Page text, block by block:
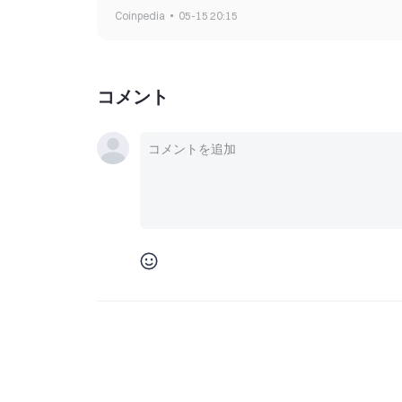
Coinpedia 05-15 20:15
コメント